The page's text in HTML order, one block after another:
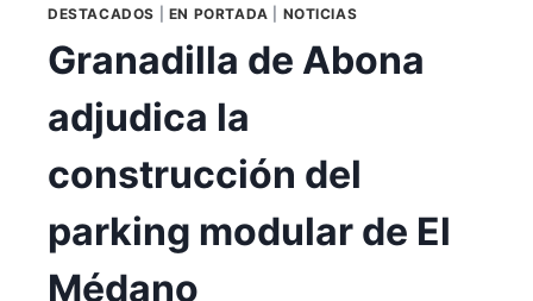
DESTACADOS EN PORTADA NOTICIAS
Granadilla de Abona
adjudica la
construcción del
parking modular de El
Médano